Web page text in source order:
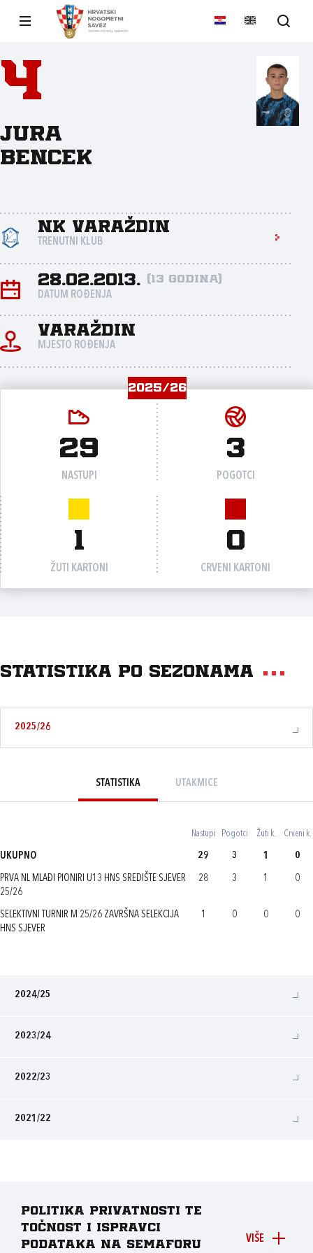
4
Jura
Bencek
NK Varaždin
TRENUTNI KLUB
28.02.2013. (13 godina)
DATUM ROĐENJA
Varaždin
MJESTO ROĐENJA
2025/26
29
NASTUPI
3
POGOTCI
1
ŽUTI KARTONI
0
CRVENI KARTONI
Statistika po sezonama
2025/26
STATISTIKA UTAKMICE
Nastupi Pogotci Žuti k. Crveni k.
UKUPNO 29 3 1 0
PRVA NL MLAĐI PIONIRI U13 HNS SREDIŠTE SJEVER
25/26
28 3 1 0
SELEKTIVNI TURNIR M 25/26 ZAVRŠNA SELEKCIJA
HNS SJEVER
1 0 0 0
2024/25
2023/24
2022/23
2021/22
VIŠE
Politika privatnosti te
točnost i ispravci
podataka na Semaforu